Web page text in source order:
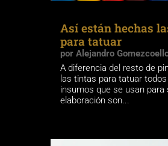
Así están hechas
para tatuar
por Alejandro
A diferencia del resto de
las tintas para tatuar
insumos que se usan para
elaboración son...